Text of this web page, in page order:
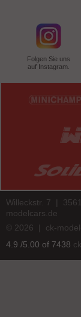
Folgen Sie uns
auf Instagram.
Willeckstr. 7 |
modelcars.de
© 2026 | ck-
4.9 /5.00 of 7438